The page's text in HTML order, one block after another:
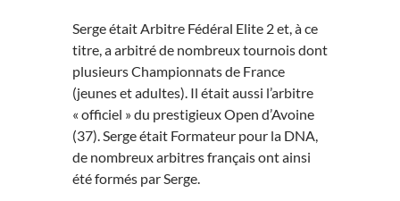
Serge était Arbitre Fédéral Elite 2 et, à ce
titre, a arbitré de nombreux tournois dont
plusieurs Championnats de France
(jeunes et adultes). Il était aussi l’arbitre
« officiel » du prestigieux Open d’Avoine
(37). Serge était Formateur pour la DNA,
de nombreux arbitres français ont ainsi
été formés par Serge.